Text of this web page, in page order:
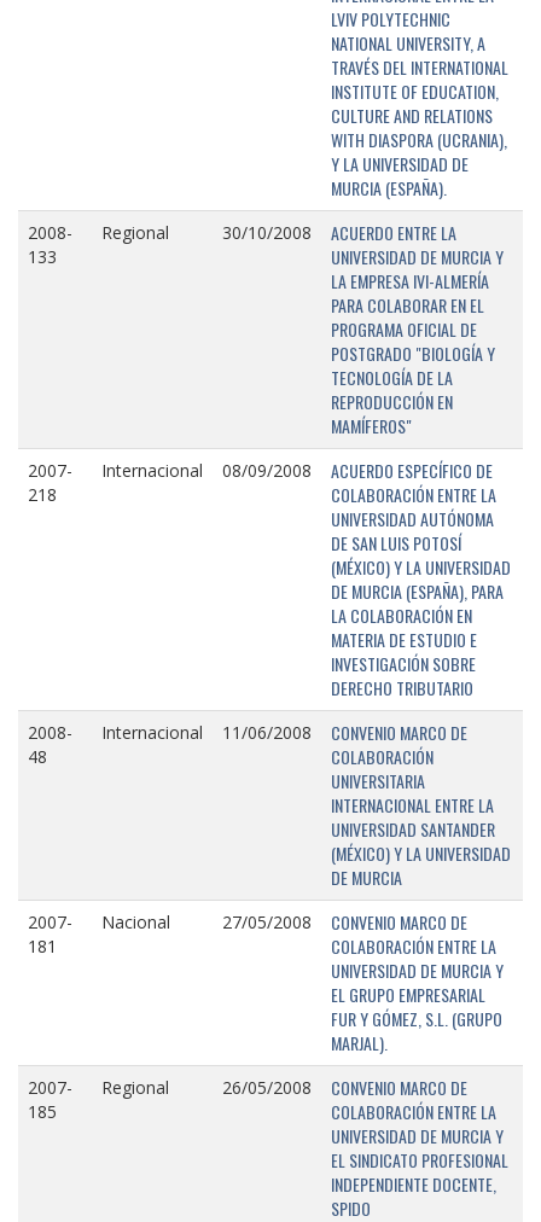
LVIV POLYTECHNIC
NATIONAL UNIVERSITY, A
TRAVÉS DEL INTERNATIONAL
INSTITUTE OF EDUCATION,
CULTURE AND RELATIONS
WITH DIASPORA (UCRANIA),
Y LA UNIVERSIDAD DE
MURCIA (ESPAÑA).
2008-
133
Regional 30/10/2008
ACUERDO ENTRE LA
UNIVERSIDAD DE MURCIA Y
LA EMPRESA IVI-ALMERÍA
PARA COLABORAR EN EL
PROGRAMA OFICIAL DE
POSTGRADO "BIOLOGÍA Y
TECNOLOGÍA DE LA
REPRODUCCIÓN EN
MAMÍFEROS"
2007-
218
Internacional 08/09/2008
ACUERDO ESPECÍFICO DE
COLABORACIÓN ENTRE LA
UNIVERSIDAD AUTÓNOMA
DE SAN LUIS POTOSÍ
(MÉXICO) Y LA UNIVERSIDAD
DE MURCIA (ESPAÑA), PARA
LA COLABORACIÓN EN
MATERIA DE ESTUDIO E
INVESTIGACIÓN SOBRE
DERECHO TRIBUTARIO
2008-
48
Internacional 11/06/2008
CONVENIO MARCO DE
COLABORACIÓN
UNIVERSITARIA
INTERNACIONAL ENTRE LA
UNIVERSIDAD SANTANDER
(MÉXICO) Y LA UNIVERSIDAD
DE MURCIA
2007-
181
Nacional 27/05/2008
CONVENIO MARCO DE
COLABORACIÓN ENTRE LA
UNIVERSIDAD DE MURCIA Y
EL GRUPO EMPRESARIAL
FUR Y GÓMEZ, S.L. (GRUPO
MARJAL).
2007-
185
Regional 26/05/2008
CONVENIO MARCO DE
COLABORACIÓN ENTRE LA
UNIVERSIDAD DE MURCIA Y
EL SINDICATO PROFESIONAL
INDEPENDIENTE DOCENTE,
SPIDO